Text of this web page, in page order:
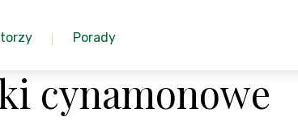
Porady
cynamonowe